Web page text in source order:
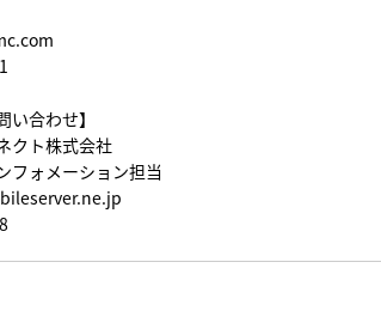
い合わせ】
クト株式会社
フォメーション担当